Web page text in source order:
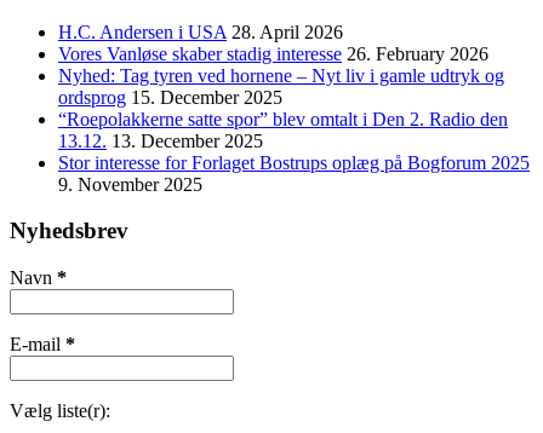
H.C. Andersen i USA 28. April 2026
Vores Vanløse skaber stadig interesse 26. February 2026
Nyhed: Tag tyren ved hornene – Nyt liv i gamle udtryk og
ordsprog 15. December 2025
“Roepolakkerne satte spor” blev omtalt i Den 2. Radio den
13.12. 13. December 2025
Stor interesse for Forlaget Bostrups oplæg på Bogforum 2025
9. November 2025
Nyhedsbrev
Navn *
E-mail *
Vælg liste(r):